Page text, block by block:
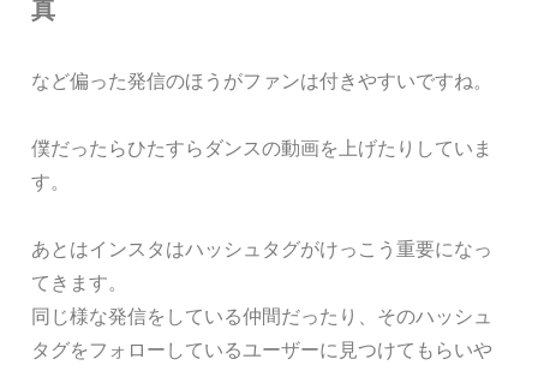
真
など偏った発信のほうがファンは付きやすいですね。
僕だったらひたすらダンスの動画を上げたりしていま
す。
あとはインスタはハッシュタグがけっこう重要になっ
てきます。
同じ様な発信をしている仲間だったり、そのハッシュ
タグをフォローしているユーザーに見つけてもらいや